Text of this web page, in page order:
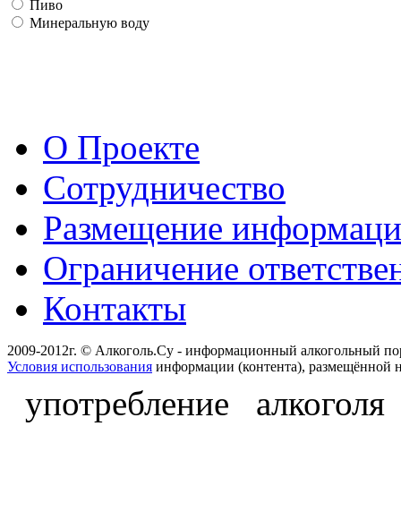
Пиво
Минеральную воду
О Проекте
Сотрудничество
Размещение
Ограничение
Контакты
2009-2012г. © Алкоголь.Су - информационный алкогольный
Условия использования информации (контента), размещённой
употребление